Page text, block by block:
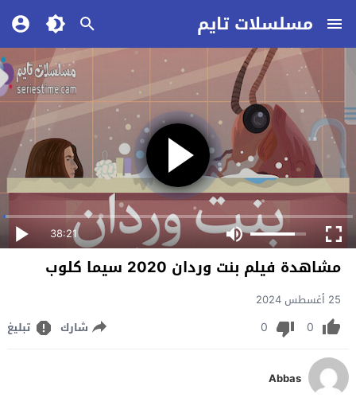
مسلسلات تايم
38:21
مشاهدة فيلم بنت وردان 2020 سيما كلوب
25 أغسطس 2024
0
0 شارك تبليغ
Abbas